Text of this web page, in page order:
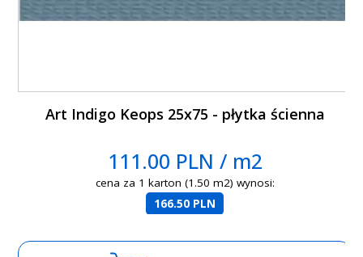
Art Indigo Keops 25x75 - płytka ścienna
111.00 PLN / m2
cena za 1 karton (1.50 m2) wynosi:
166.50 PLN